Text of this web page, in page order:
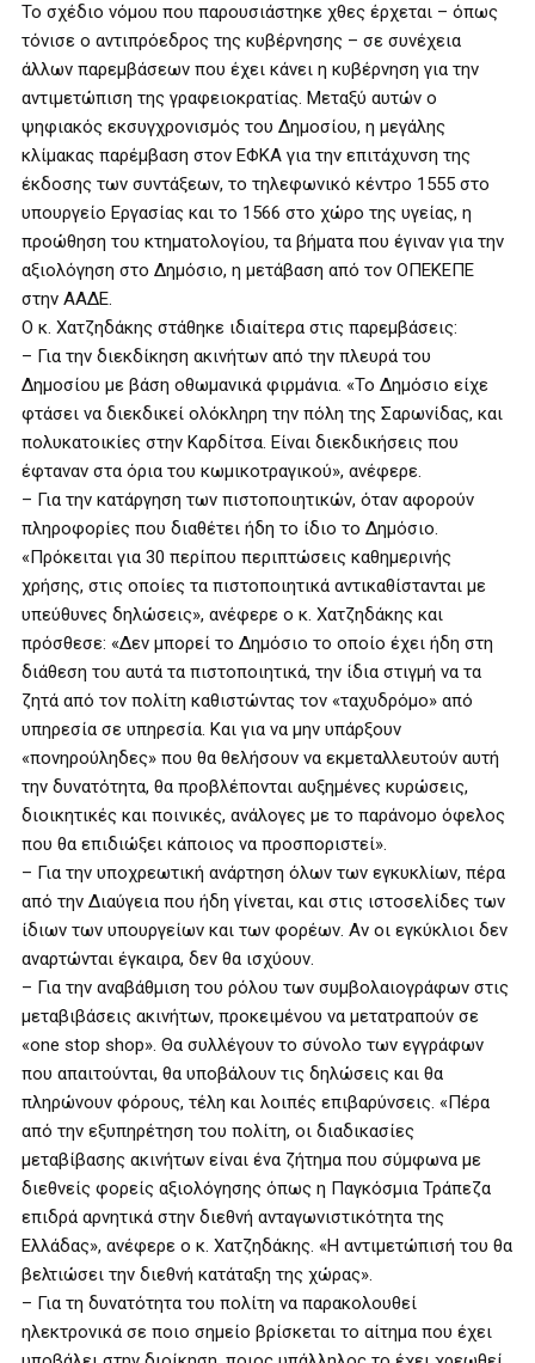
Το σχέδιο νόμου που παρουσιάστηκε χθες έρχεται – όπως
τόνισε ο αντιπρόεδρος της κυβέρνησης – σε συνέχεια
άλλων παρεμβάσεων που έχει κάνει η κυβέρνηση για την
αντιμετώπιση της γραφειοκρατίας. Μεταξύ αυτών ο
ψηφιακός εκσυγχρονισμός του Δημοσίου, η μεγάλης
κλίμακας παρέμβαση στον ΕΦΚΑ για την επιτάχυνση της
έκδοσης των συντάξεων, το τηλεφωνικό κέντρο 1555 στο
υπουργείο Εργασίας και το 1566 στο χώρο της υγείας, η
προώθηση του κτηματολογίου, τα βήματα που έγιναν για την
αξιολόγηση στο Δημόσιο, η μετάβαση από τον ΟΠΕΚΕΠΕ
στην ΑΑΔΕ.
Ο κ. Χατζηδάκης στάθηκε ιδιαίτερα στις παρεμβάσεις:
– Για την διεκδίκηση ακινήτων από την πλευρά του
Δημοσίου με βάση οθωμανικά φιρμάνια. «Το Δημόσιο είχε
φτάσει να διεκδικεί ολόκληρη την πόλη της Σαρωνίδας, και
πολυκατοικίες στην Καρδίτσα. Είναι διεκδικήσεις που
έφταναν στα όρια του κωμικοτραγικού», ανέφερε.
– Για την κατάργηση των πιστοποιητικών, όταν αφορούν
πληροφορίες που διαθέτει ήδη το ίδιο το Δημόσιο.
«Πρόκειται για 30 περίπου περιπτώσεις καθημερινής
χρήσης, στις οποίες τα πιστοποιητικά αντικαθίστανται με
υπεύθυνες δηλώσεις», ανέφερε ο κ. Χατζηδάκης και
πρόσθεσε: «Δεν μπορεί το Δημόσιο το οποίο έχει ήδη στη
διάθεση του αυτά τα πιστοποιητικά, την ίδια στιγμή να τα
ζητά από τον πολίτη καθιστώντας τον «ταχυδρόμο» από
υπηρεσία σε υπηρεσία. Και για να μην υπάρξουν
«πονηρούληδες» που θα θελήσουν να εκμεταλλευτούν αυτή
την δυνατότητα, θα προβλέπονται αυξημένες κυρώσεις,
διοικητικές και ποινικές, ανάλογες με το παράνομο όφελος
που θα επιδιώξει κάποιος να προσποριστεί».
– Για την υποχρεωτική ανάρτηση όλων των εγκυκλίων, πέρα
από την Διαύγεια που ήδη γίνεται, και στις ιστοσελίδες των
ίδιων των υπουργείων και των φορέων. Αν οι εγκύκλιοι δεν
αναρτώνται έγκαιρα, δεν θα ισχύουν.
– Για την αναβάθμιση του ρόλου των συμβολαιογράφων στις
μεταβιβάσεις ακινήτων, προκειμένου να μετατραπούν σε
«one stop shop». Θα συλλέγουν το σύνολο των εγγράφων
που απαιτούνται, θα υποβάλουν τις δηλώσεις και θα
πληρώνουν φόρους, τέλη και λοιπές επιβαρύνσεις. «Πέρα
από την εξυπηρέτηση του πολίτη, οι διαδικασίες
μεταβίβασης ακινήτων είναι ένα ζήτημα που σύμφωνα με
διεθνείς φορείς αξιολόγησης όπως η Παγκόσμια Τράπεζα
επιδρά αρνητικά στην διεθνή ανταγωνιστικότητα της
Ελλάδας», ανέφερε ο κ. Χατζηδάκης. «Η αντιμετώπισή του θα
βελτιώσει την διεθνή κατάταξη της χώρας».
– Για τη δυνατότητα του πολίτη να παρακολουθεί
ηλεκτρονικά σε ποιο σημείο βρίσκεται το αίτημα που έχει